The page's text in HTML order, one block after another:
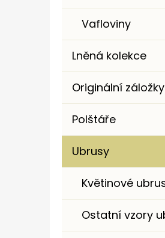
Vafloviny
Lněná kolekce
Originální
Polštáře
Ubrusy
Květinové
Ostatní vzory